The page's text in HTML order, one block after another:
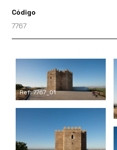
Código
7767
Ref: 7767_01